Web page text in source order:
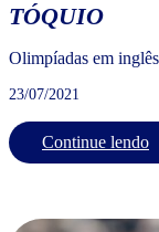
TÓQUIO
Olimpíadas em
23/07/2021
Continue lendo